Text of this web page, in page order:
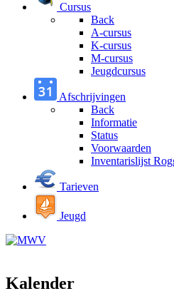
Cursus
Back
A-cursus
K-cursus
M-cursus
Jeugdcursus
Afschrijvingen
Back
Informatie
Status
Voorwaarden
Inventarislijst
Tarieven
Jeugd
Kalender